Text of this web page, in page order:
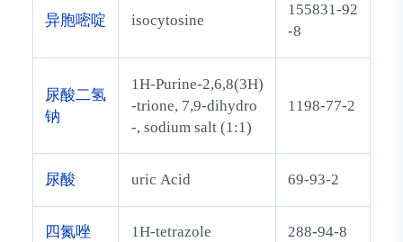
异胞嘧啶 isocytosine
155831-92
-8
尿酸二氢
钠
1H-Purine-2,6,8(3H)
-trione, 7,9-dihydro
-, sodium salt (1:1)
1198-77-2
尿酸 uric Acid 69-93-2
四氮唑 1H-tetrazole 288-94-8